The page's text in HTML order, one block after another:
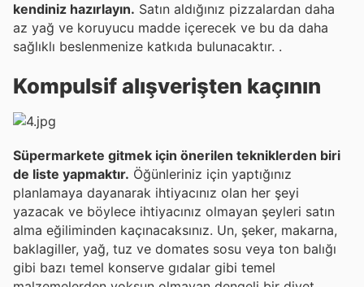
kendiniz hazırlayın. Satın aldığınız pizzalardan daha
az yağ ve koruyucu madde içerecek ve bu da daha
sağlıklı beslenmenize katkıda bulunacaktır. .
Kompulsif alışverişten kaçının
Süpermarkete gitmek için önerilen tekniklerden biri
de liste yapmaktır. Öğünleriniz için yaptığınız
planlamaya dayanarak ihtiyacınız olan her şeyi
yazacak ve böylece ihtiyacınız olmayan şeyleri satın
alma eğiliminden kaçınacaksınız. Un, şeker, makarna,
baklagiller, yağ, tuz ve domates sosu veya ton balığı
gibi bazı temel konserve gıdalar gibi temel